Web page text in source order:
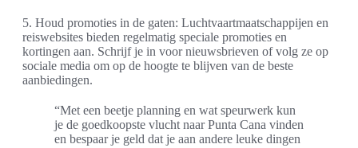
5. Houd promoties in de gaten: Luchtvaartmaatschappijen en
reiswebsites bieden regelmatig speciale promoties en
kortingen aan. Schrijf je in voor nieuwsbrieven of volg ze op
sociale media om op de hoogte te blijven van de beste
aanbiedingen.
“Met een beetje planning en wat speurwerk kun
je de goedkoopste vlucht naar Punta Cana vinden
en bespaar je geld dat je aan andere leuke dingen